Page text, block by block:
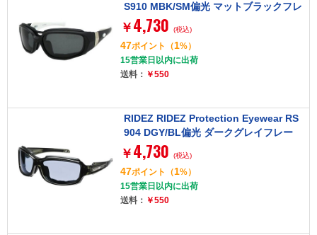
S910 MBK/SM偏光 マットブラックフレ
ーム/スモークレンズ [アイウェア]
￥ 4,730 (税込)
47ポイント （1%）
15営業日以内に出荷
送料： ￥550
RIDEZ RIDEZ Protection Eyewear RS
904 DGY/BL偏光 ダークグレイフレー
ム/ブルーレンズ [アイウェア]
￥ 4,730 (税込)
47ポイント （1%）
15営業日以内に出荷
送料： ￥550